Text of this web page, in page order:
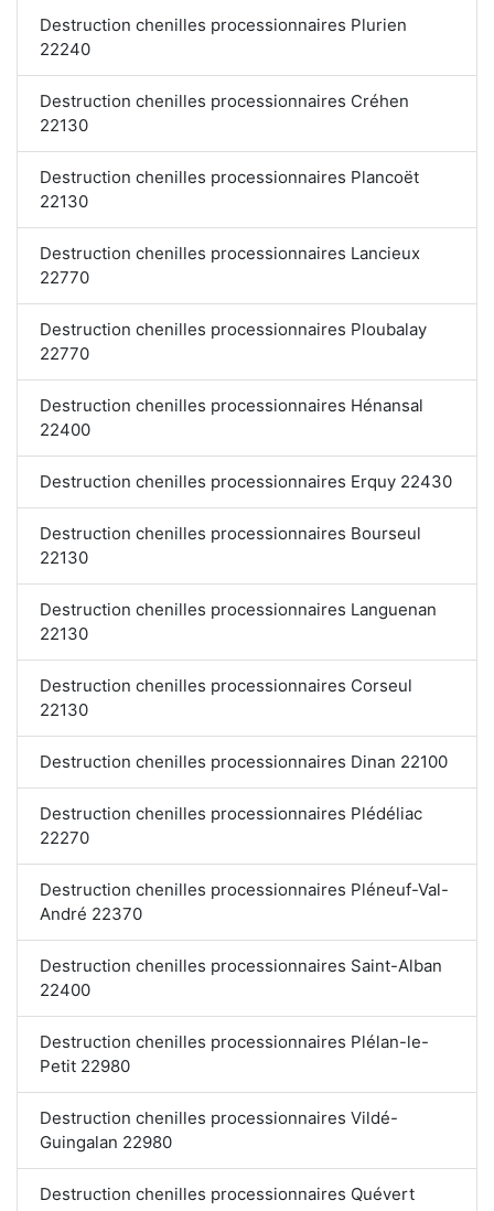
Destruction chenilles processionnaires Plurien
22240
Destruction chenilles processionnaires Créhen
22130
Destruction chenilles processionnaires Plancoët
22130
Destruction chenilles processionnaires Lancieux
22770
Destruction chenilles processionnaires Ploubalay
22770
Destruction chenilles processionnaires Hénansal
22400
Destruction chenilles processionnaires Erquy 22430
Destruction chenilles processionnaires Bourseul
22130
Destruction chenilles processionnaires Languenan
22130
Destruction chenilles processionnaires Corseul
22130
Destruction chenilles processionnaires Dinan 22100
Destruction chenilles processionnaires Plédéliac
22270
Destruction chenilles processionnaires Pléneuf-Val-
André 22370
Destruction chenilles processionnaires Saint-Alban
22400
Destruction chenilles processionnaires Plélan-le-
Petit 22980
Destruction chenilles processionnaires Vildé-
Guingalan 22980
Destruction chenilles processionnaires Quévert